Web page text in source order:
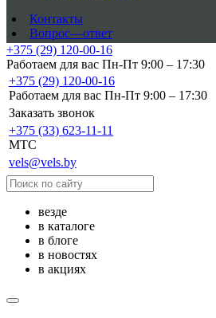
Контакты
Вопрос—ответ
+375 (29) 120-00-16
Работаем для вас Пн-Пт 9:00 – 17:30
+375 (29) 120-00-16
Работаем для вас Пн-Пт 9:00 – 17:30
Заказать звонок
+375 (33) 623-11-11
MTC
vels@vels.by
везде
в каталоге
в блоге
в новостях
в акциях